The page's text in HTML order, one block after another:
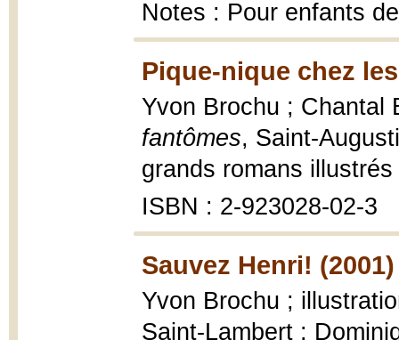
Notes : Pour enfants
Pique-nique chez
Yvon Brochu ;
fantômes, Saint-
grands romans
ISBN : 2-923028-02-3
Sauvez Henri! (2001)
Yvon Brochu ;
Saint-Lambert :